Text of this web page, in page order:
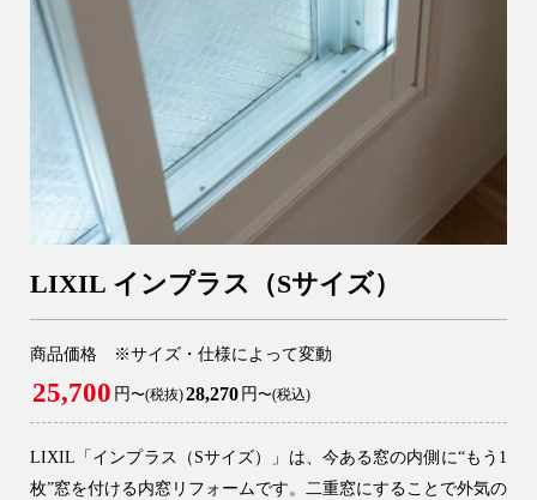
LIXIL インプラス（Sサイズ）
商品価格 ※サイズ・仕様によって変動
25,700 円〜(税抜)28,270 円〜(税込)
LIXIL「インプラス（Sサイズ）」は、今ある窓の内側に“もう1
枚”窓を付ける内窓リフォームです。二重窓にすることで外気の